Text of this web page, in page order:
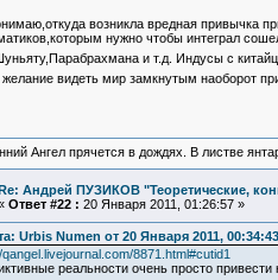
возникла вредная привычка
нужно чтобы интеграл
и т.д. Индусы с
желание видеть мир замкнутым наоборот
Ангел прячется в дождях. В листве
Андрей ПУЗИКОВ "Теоретические,
Ответ #22 : 20 Января 2011, 01:26:57 »
Urbis Numen от 20 Января 2011, 00:34:43
qangel.livejournal.com/8871.html#cutid1
реальности очень просто